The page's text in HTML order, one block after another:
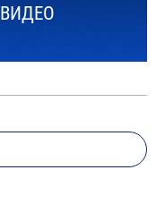
ВИДЕО